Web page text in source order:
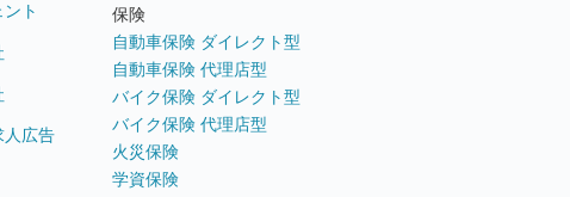
ト
人広告
保険
自動車保険 ダイレクト型
自動車保険 代理店型
バイク保険 ダイレクト型
バイク保険 代理店型
火災保険
学資保険